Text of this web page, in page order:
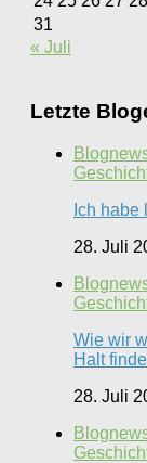
31
« Juli
Letzte
Ich
28. Juli
Wie wir
Halt
28. Juli